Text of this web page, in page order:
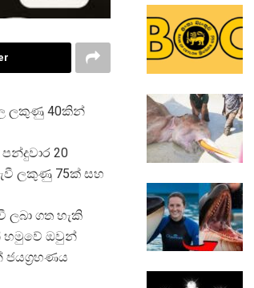
ලකුණු 40කින්
20
ලකුණු 75ක් සහ
ලබා ගත හැකි
හමුවේ ඔවුන්
ජයග්රහණය